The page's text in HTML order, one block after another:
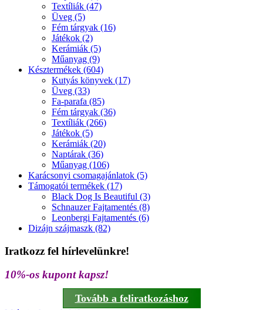
Textíliák (47)
Üveg (5)
Fém tárgyak (16)
Játékok (2)
Kerámiák (5)
Műanyag (9)
Késztermékek (604)
Kutyás könyvek (17)
Üveg (33)
Fa-parafa (85)
Fém tárgyak (36)
Textíliák (266)
Játékok (5)
Kerámiák (20)
Naptárak (36)
Műanyag (106)
Karácsonyi csomagajánlatok (5)
Támogatói termékek (17)
Black Dog Is Beautiful (3)
Schnauzer Fajtamentés (8)
Leonbergi Fajtamentés (6)
Dizájn szájmaszk (82)
Iratkozz fel hírlevelünkre!
10%-os kupont kapsz!
Tovább a feliratkozáshoz